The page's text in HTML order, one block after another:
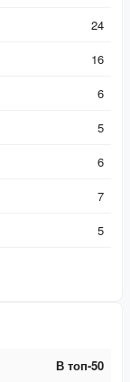
24
16
6
5
6
7
5
В топ-50